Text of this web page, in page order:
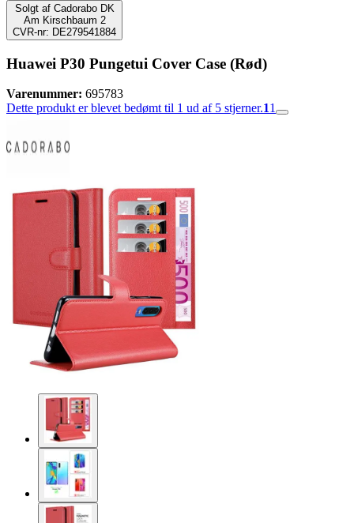
Solgt af Cadorabo DK
Am Kirschbaum 2
CVR-nr: DE279541884
Huawei P30 Pungetui Cover Case (Rød)
Varenummer: 695783
Dette produkt er blevet bedømt til 1 ud af 5 stjerner.11